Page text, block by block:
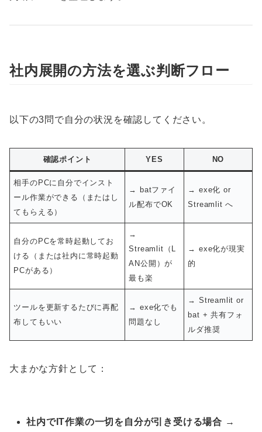
社内展開の方法を選ぶ判断フロー
以下の3問で自分の状況を確認してください。
確認ポイント YES NO
相手のPCに自分でインスト
ール作業ができる（またはし
てもらえる）
→ batファイ
ル配布でOK
→ exe化 or
Streamlit へ
自分のPCを常時起動してお
ける（または社内に常時起動
PCがある）
→
Streamlit（L
AN公開）が
最も楽
→ exe化が現実
的
ツールを更新するたびに再配
布してもいい
→ exe化でも
問題なし
→ Streamlit or
bat + 共有フォ
ルダ推奨
大まかな方針として：
社内でIT作業の一切を自分が引き受ける場合 →